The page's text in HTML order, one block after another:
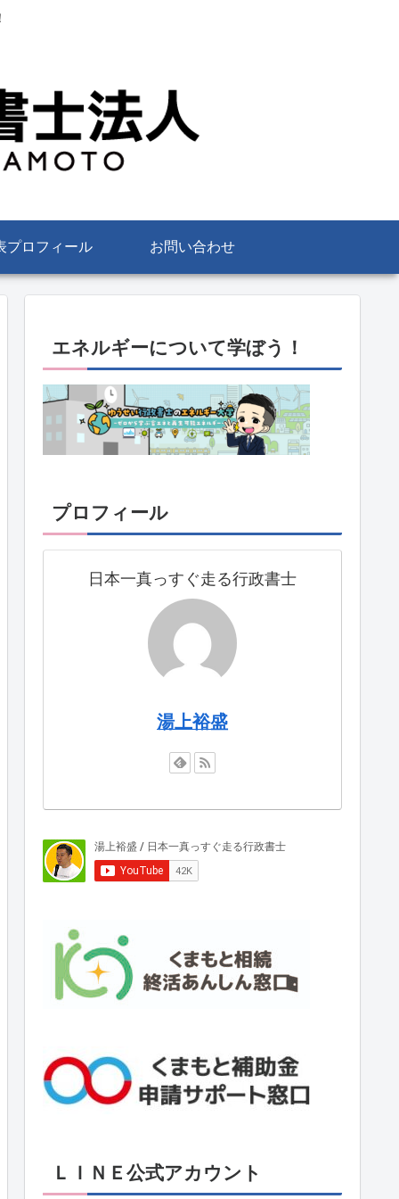
プロフィール お問い合わせ
エネルギーについて学ぼう！
プロフィール
日本一真っすぐ走る行政書士
湯上裕盛
ＬＩＮＥ公式アカウント